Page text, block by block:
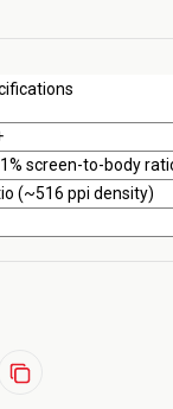
screen-to-body
(~516 ppi density)